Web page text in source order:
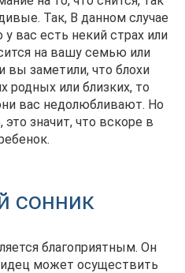
Так, В данном случае
вас есть некий страх или
на вашу семью или
вы заметили, что блохи
родных или близких, то
вас недолюбливают. Но
значит, что вскоре в
сонник
благоприятным. Он
может осуществить